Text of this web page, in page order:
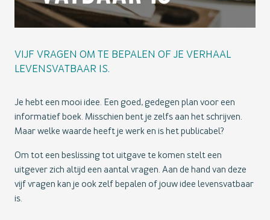
VIJF VRAGEN OM TE BEPALEN OF JE VERHAAL
LEVENSVATBAAR IS.
Je hebt een mooi idee. Een goed, gedegen plan voor een
informatief boek. Misschien bent je zelfs aan het schrijven.
Maar welke waarde heeft je werk en is het publicabel?
Om tot een beslissing tot uitgave te komen stelt een
uitgever zich altijd een aantal vragen. Aan de hand van deze
vijf vragen kan je ook zelf bepalen of jouw idee levensvatbaar
is.